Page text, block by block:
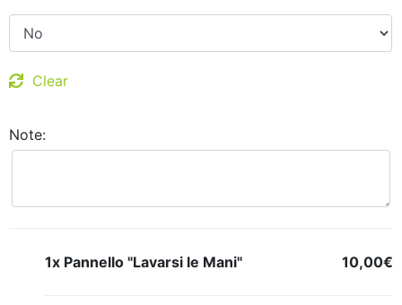
Clear
Note:
1x Pannello "Lavarsi le Mani" 10,00€